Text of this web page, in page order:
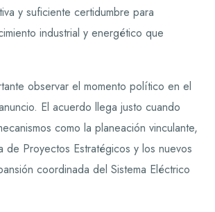
y suficiente certidumbre para
industrial y energético que
observar el momento político en el
El acuerdo llega justo cuando
como la planeación vinculante,
de Proyectos Estratégicos y los nuevos
coordinada del Sistema Eléctrico